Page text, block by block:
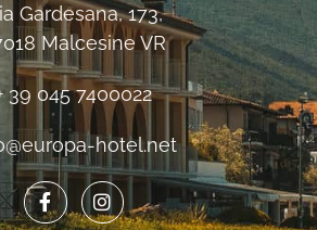
Gardesana, 173,
Malcesine VR
39 045 7400022
hotel.net